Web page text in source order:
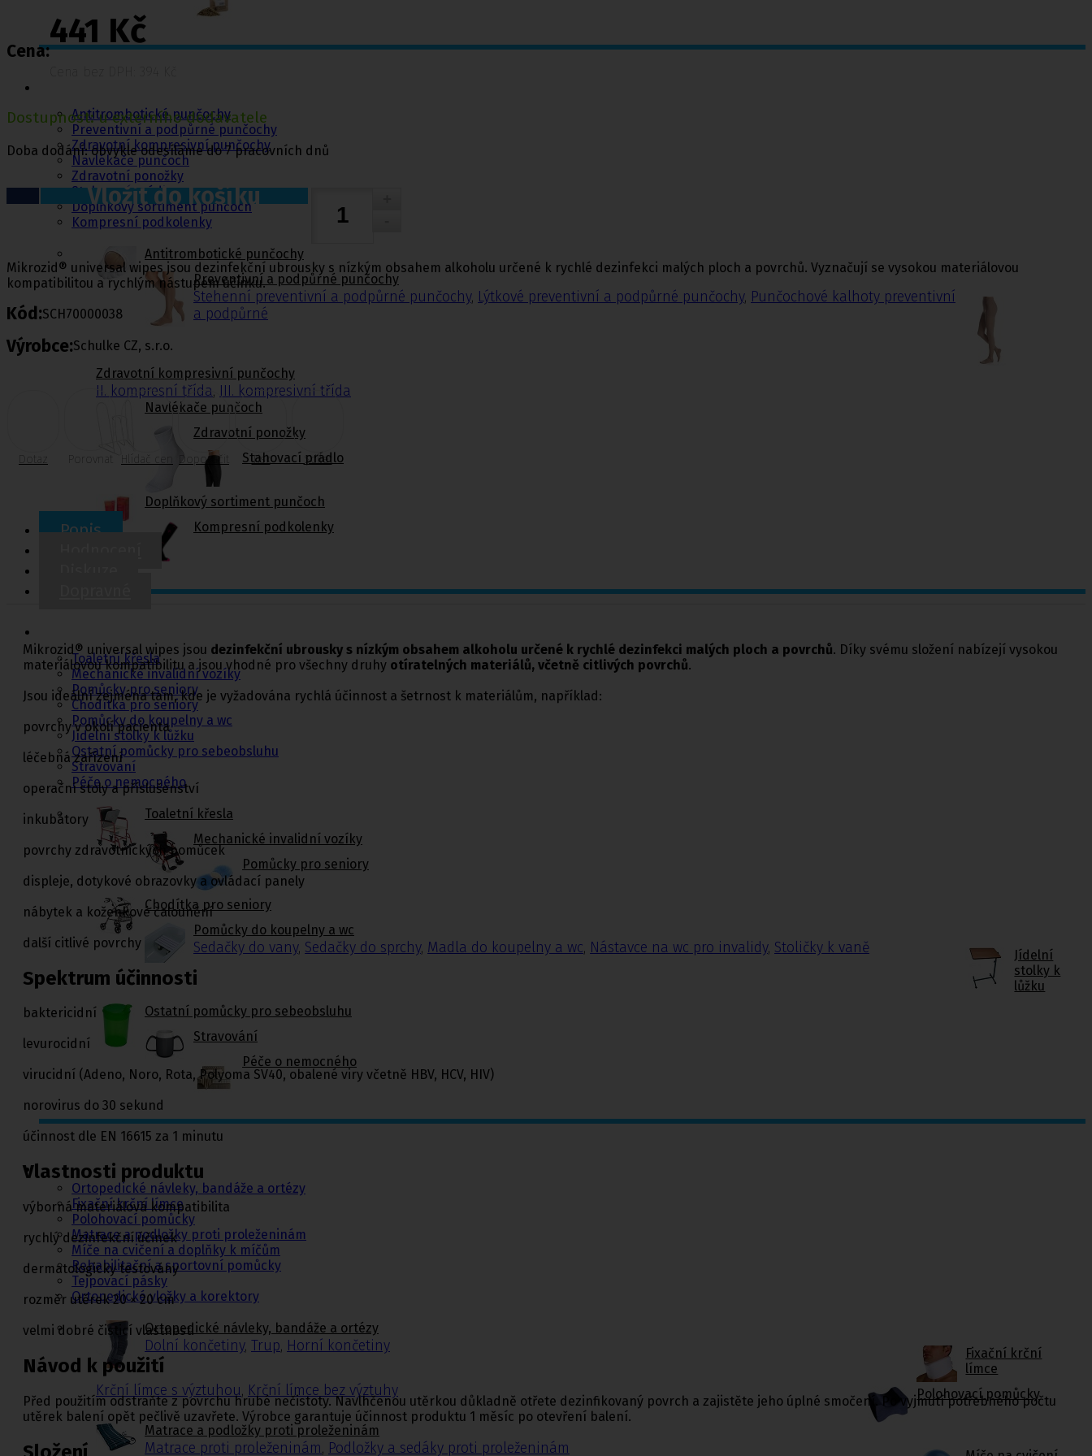
Antitrombotické punčochy
Preventivní a podpůrné punčochy
Zdravotní kompresivní punčochy
Navlékače punčoch
Zdravotní ponožky
Stahovací prádlo
Doplňkový sortiment punčoch
Kompresní podkolenky
Antitrombotické punčochy
Preventivní a podpůrné punčochy
Stehenní preventivní a podpůrné punčochy, Lýtkové preventivní a podpůrné punčochy, Punčochové kalhoty preventivní
a podpůrné
Zdravotní kompresivní punčochy
II. kompresní třída, III. kompresivní třída
Navlékače punčoch
Zdravotní ponožky
Stahovací prádlo
Doplňkový sortiment punčoch
Kompresní podkolenky
Toaletní křesla
Mechanické invalidní vozíky
Pomůcky pro seniory
Chodítka pro seniory
Pomůcky do koupelny a wc
Jídelní stolky k lůžku
Ostatní pomůcky pro sebeobsluhu
Stravování
Péče o nemocného
Toaletní křesla
Mechanické invalidní vozíky
Pomůcky pro seniory
Chodítka pro seniory
Pomůcky do koupelny a wc
Sedačky do vany, Sedačky do sprchy, Madla do koupelny a wc, Nástavce na wc pro invalidy, Stoličky k vaně
Jídelní
stolky k
lůžku
Ostatní pomůcky pro sebeobsluhu
Stravování
Péče o nemocného
Ortopedie,
sport
Ortopedické návleky, bandáže a ortézy
Fixační krční límce
Polohovací pomůcky
Matrace a podložky proti proleženinám
Míče na cvičení a doplňky k míčům
Rehabilitační a sportovní pomůcky
Tejpovací pásky
Ortopedické vložky a korektory
Ortopedické návleky, bandáže a ortézy
Dolní končetiny, Trup, Horní končetiny
Fixační krční
límce
Krční límce s výztuhou, Krční límce bez výztuhy Polohovací pomůcky
Matrace a podložky proti proleženinám
Matrace proti proleženinám, Podložky a sedáky proti proleženinám
Cena:
441 Kč
Dostupnost: u externího dodavatele
Doba dodání: obvykle odesíláme do 7 pracovních dnů
Vložit do košíku
Mikrozid® universal wipes jsou dezinfekční ubrousky s nízkým obsahem alkoholu určené k rychlé dezinfekci malých ploch a povrchů. Vyznačují se vysokou materiálovou
kompatibilitou a rychlým nástupem účinku.
Kód:SCH70000038
Výrobce:Schulke CZ, s.r.o.
Dotaz Porovnat Doporučit Tisk Sdílet
Popis
Mikrozid® universal wipes jsou dezinfekční ubrousky s nízkým obsahem alkoholu určené k rychlé dezinfekci malých ploch a povrchů. Díky svému složení nabízejí vysokou
materiálovou kompatibilitu a jsou vhodné pro všechny druhy otíratelných materiálů, včetně citlivých povrchů.
Jsou ideální zejména tam, kde je vyžadována rychlá účinnost a šetrnost k materiálům, například:
povrchy v okolí pacienta
léčebná zařízení
operační stoly a příslušenství
inkubátory
povrchy zdravotnických pomůcek
displeje, dotykové obrazovky a ovládací panely
nábytek a koženkové čalounění
další citlivé povrchy
Spektrum účinnosti
baktericidní
levurocidní
virucidní (Adeno, Noro, Rota, Polyoma SV40, obalené viry včetně HBV, HCV, HIV)
norovirus do 30 sekund
účinnost dle EN 16615 za 1 minutu
Vlastnosti produktu
výborná materiálová kompatibilita
rychlý dezinfekční účinek
dermatologicky testovány
rozměr utěrek 20 × 20 cm
velmi dobré čisticí vlastnosti
Návod k použití
Před použitím odstraňte z povrchu hrubé nečistoty. Navlhčenou utěrkou důkladně otřete dezinfikovaný povrch a zajistěte jeho úplné smočení. Po vyjmutí potřebného počtu
utěrek balení opět pečlivě uzavřete. Výrobce garantuje účinnost produktu 1 měsíc po otevření balení.